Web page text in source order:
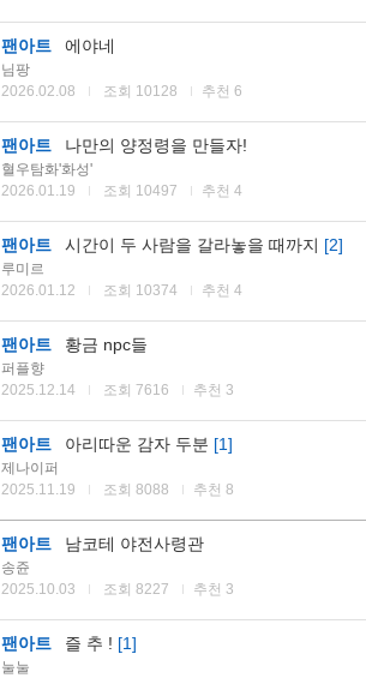
팬아트 에야네
님팡
2026.02.08
조회 10128 추천 6
팬아트 나만의 양정령을 만들자!
혈우탐화'화성'
2026.01.19
조회 10497 추천 4
팬아트 시간이 두 사람을 갈라놓을 때까지 [2]
루미르
2026.01.12
조회 10374 추천 4
팬아트 황금 npc들
퍼플향
2025.12.14
조회 7616 추천 3
팬아트 아리따운 감자 두분 [1]
제나이퍼
2025.11.19
조회 8088 추천 8
팬아트 남코테 야전사령관
송쥰
2025.10.03
조회 8227 추천 3
팬아트 즐 추 ! [1]
눌눌